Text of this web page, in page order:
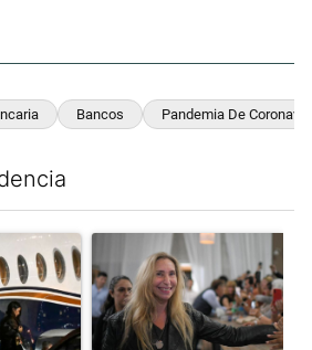
Bancos Pandemia De
con el título "Lionel Messi llegó a
Un artículo de tendencia